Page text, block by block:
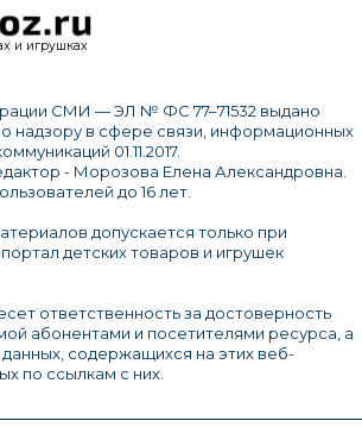
и игрушках
СМИ — ЭЛ № ФС 77–71532 выдано
надзору в сфере связи, информационных
01.11.2017.
- Морозова Елена Александровна.
до 16 лет.
допускается только при
детских товаров и игрушек
ответственность за достоверность
абонентами и посетителями ресурса, а
содержащихся на этих веб-
по ссылкам с них.